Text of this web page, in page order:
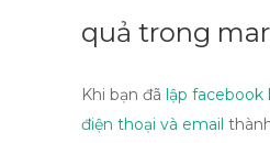
quả trong
Khi bạn đã lập facebook
điện thoại và email